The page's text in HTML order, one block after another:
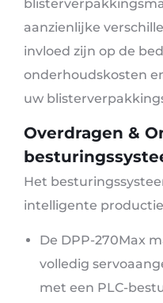
aanzienlijke
invloed zijn op de
onderhoudskosten
uw
Overdragen &
Het
intelligente
De DPP-270Max
volledig
met een PLC-